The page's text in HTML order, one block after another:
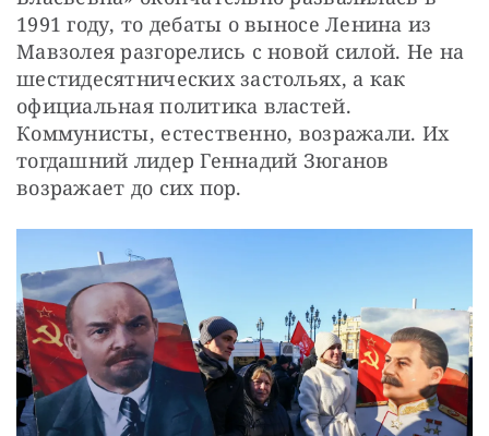
1991 году, то дебаты о выносе Ленина из
Мавзолея разгорелись с новой силой. Не на
шестидесятнических застольях, а как
официальная политика властей.
Коммунисты, естественно, возражали. Их
тогдашний лидер Геннадий Зюганов
возражает до сих пор.